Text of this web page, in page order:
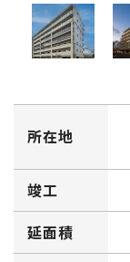
所在地
竣工
延面積